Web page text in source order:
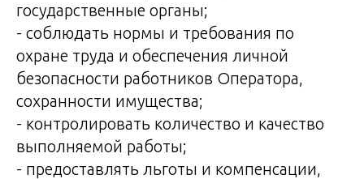
государственные органы;
- соблюдать нормы и требования по
охране труда и обеспечения личной
безопасности работников Оператора,
сохранности имущества;
- контролировать количество и качество
выполняемой работы;
- предоставлять льготы и компенсации,